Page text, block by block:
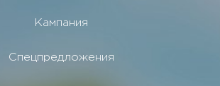
Кампания
Спецпредложения